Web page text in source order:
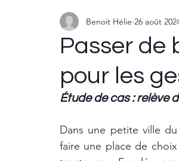
Ventes & Marketing lancement
Efficacité opérationnelle
Passer de
pour les
Benoit Hélie 26 août
Étude de cas : relève
Dans une petite ville
faire une place de